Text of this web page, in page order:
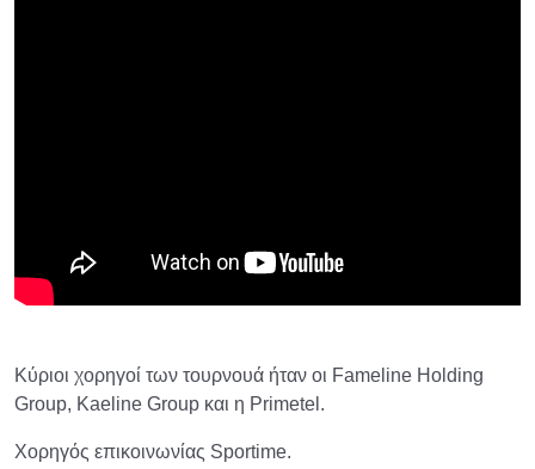
Κύριοι χορηγοί των τουρνουά ήταν οι Fameline Holding
Group, Kaeline Group και η Primetel.
Χορηγός επικοινωνίας Sportime.